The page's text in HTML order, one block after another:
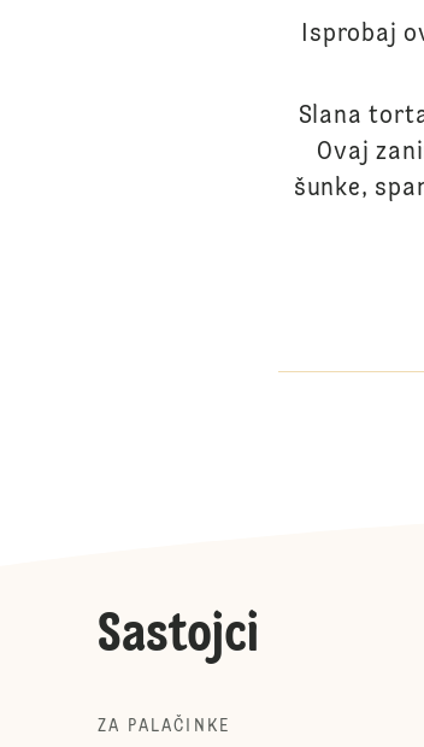
Isprobaj
Slana
Ovaj
šunke,
Sastojci
ZA PALAČINKE